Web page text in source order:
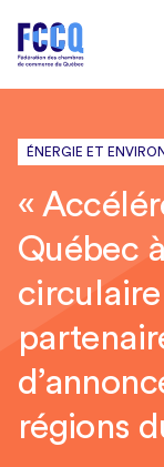
ÉNERGIE ET
«
Québec
circulaire
régions